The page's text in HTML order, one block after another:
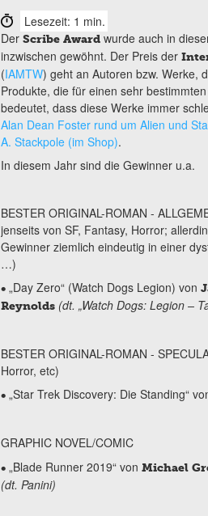
Lesezeit: 1 min.
Der Scribe Awardwurde auch in
inzwischen gewöhnt. Der Preis der
(IAMTW) geht an Autoren bzw. Werke,
Produkte, die für einen sehr
bedeutet, dass diese Werke immer
Alan Dean Foster rund um Alien und
A. Stackpole (im Shop).
In diesem Jahr sind die Gewinner u.a.
BESTER ORIGINAL-ROMAN -
jenseits von SF, Fantasy, Horror;
Gewinner ziemlich eindeutig in einer
…)
• „Day Zero“ (Watch Dogs Legion) von
Reynolds(dt. „Watch Dogs: Legion –
BESTER ORIGINAL-ROMAN -
Horror, etc)
• „Star Trek Discovery: Die Standing“
GRAPHIC NOVEL/COMIC
• „Blade Runner 2019“ von Michael
(dt. Panini)